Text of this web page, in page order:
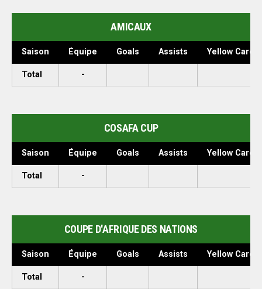
AMICAUX
Saison Équipe Goals Assists Yellow Cards
Total -
COSAFA CUP
Saison Équipe Goals Assists Yellow Cards
Total -
COUPE D'AFRIQUE DES NATIONS
Saison Équipe Goals Assists Yellow Cards
Total -